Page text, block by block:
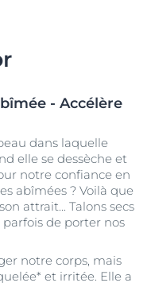
- Accélère
dans laquelle
elle se dessèche et
notre confiance en
abîmées ? Voilà que
attrait... Talons secs
de porter nos
notre corps, mais
et irritée. Elle a